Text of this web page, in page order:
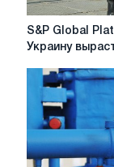
S&P
Global
Транзит
российского
газа
через
Украину
вырастет
S&P Global
Украину